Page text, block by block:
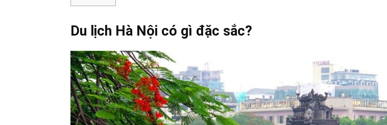
Du lịch Hà Nội có gì đặc sắc?